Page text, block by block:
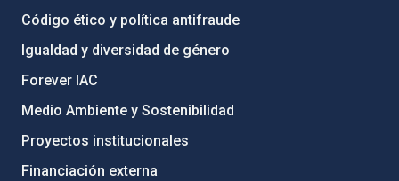
Código ético y política antifraude
Igualdad y diversidad de género
Forever IAC
Medio Ambiente y Sostenibilidad
Proyectos institucionales
Financiación externa